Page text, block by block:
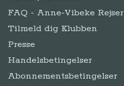
FAQ - Anne-Vibeke Rejser
Tilmeld dig Klubben
Presse
Handelsbetingelser
Abonnementsbetingelser